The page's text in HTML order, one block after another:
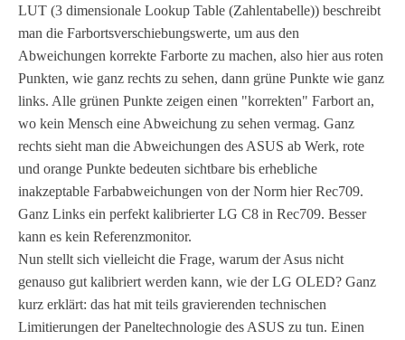
LUT (3 dimensionale Lookup Table (Zahlentabelle)) beschreibt
man die Farbortsverschiebungswerte, um aus den
Abweichungen korrekte Farborte zu machen, also hier aus roten
Punkten, wie ganz rechts zu sehen, dann grüne Punkte wie ganz
links. Alle grünen Punkte zeigen einen "korrekten" Farbort an,
wo kein Mensch eine Abweichung zu sehen vermag. Ganz
rechts sieht man die Abweichungen des ASUS ab Werk, rote
und orange Punkte bedeuten sichtbare bis erhebliche
inakzeptable Farbabweichungen von der Norm hier Rec709.
Ganz Links ein perfekt kalibrierter LG C8 in Rec709. Besser
kann es kein Referenzmonitor.
Nun stellt sich vielleicht die Frage, warum der Asus nicht
genauso gut kalibriert werden kann, wie der LG OLED? Ganz
kurz erklärt: das hat mit teils gravierenden technischen
Limitierungen der Paneltechnologie des ASUS zu tun. Einen